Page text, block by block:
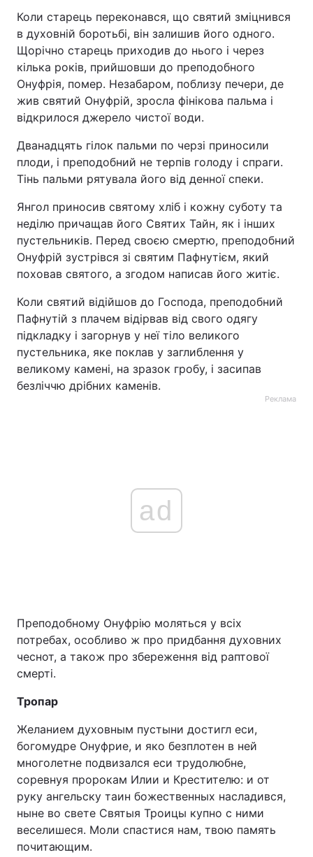
Коли старець переконався, що святий зміцнився
в духовній боротьбі, він залишив його одного.
Щорічно старець приходив до нього і через
кілька років, прийшовши до преподобного
Онуфрія, помер. Незабаром, поблизу печери, де
жив святий Онуфрій, зросла фінікова пальма і
відкрилося джерело чистої води.
Дванадцять гілок пальми по черзі приносили
плоди, і преподобний не терпів голоду і спраги.
Тінь пальми рятувала його від денної спеки.
Янгол приносив святому хліб і кожну суботу та
неділю причащав його Святих Тайн, як і інших
пустельників. Перед своєю смертю, преподобний
Онуфрій зустрівся зі святим Пафнутієм, який
поховав святого, а згодом написав його житіє.
Коли святий відійшов до Господа, преподобний
Пафнутій з плачем відірвав від свого одягу
підкладку і загорнув у неї тіло великого
пустельника, яке поклав у заглиблення у
великому камені, на зразок гробу, і засипав
безліччю дрібних каменів.
Реклама
ad
Преподобному Онуфрію моляться у всіх
потребах, особливо ж про придбання духовних
чеснот, а також про збереження від раптової
смерті.
Тропар
Желанием духовным пустыни достигл еси,
богомудре Онуфрие, и яко безплотен в ней
многолетне подвизался еси трудолюбне,
соревнуя пророкам Илии и Крестителю: и от
руку ангельску таин божественных насладився,
ныне во свете Святыя Троицы купно с ними
веселишеся. Моли спастися нам, твою память
почитающим.